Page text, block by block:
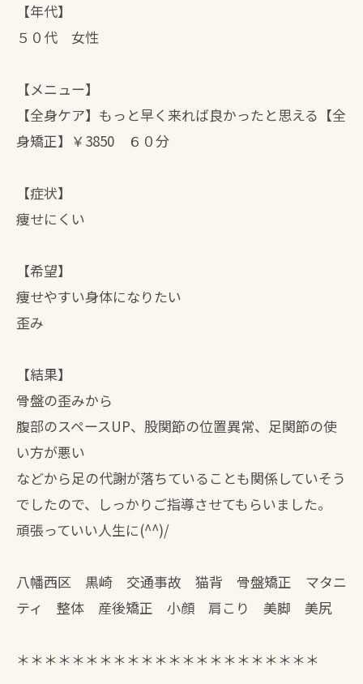
【年代】
５０代 女性
【メニュー】
【全身ケア】もっと早く来れば良かったと思える【全
身矯正】￥3850 ６０分
【症状】
痩せにくい
【希望】
痩せやすい身体になりたい
歪み
【結果】
骨盤の歪みから
腹部のスペースUP、股関節の位置異常、足関節の使
い方が悪い
などから足の代謝が落ちていることも関係していそう
でしたので、しっかりご指導させてもらいました。
頑張っていい人生に(^^)/
八幡西区 黒崎 交通事故 猫背 骨盤矯正 マタニ
ティ 整体 産後矯正 小顔 肩こり 美脚 美尻
＊＊＊＊＊＊＊＊＊＊＊＊＊＊＊＊＊＊＊＊＊＊